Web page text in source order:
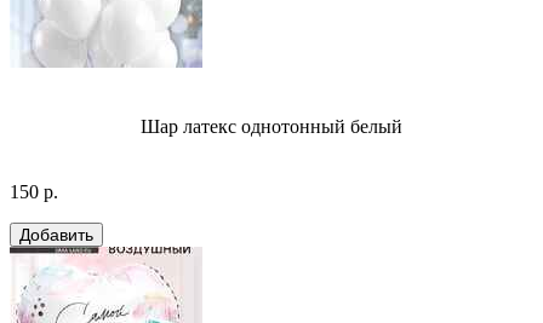
Шар латекс однотонный белый
150 р.